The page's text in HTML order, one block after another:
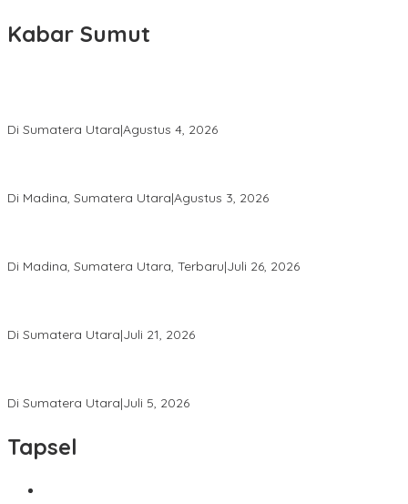
Kabar Sumut
Di Sumatera Utara|Agustus 4, 2026
Di Madina, Sumatera Utara|Agustus 3, 2026
Di Madina, Sumatera Utara, Terbaru|Juli 26, 2026
Di Sumatera Utara|Juli 21, 2026
Di Sumatera Utara|Juli 5, 2026
Tapsel